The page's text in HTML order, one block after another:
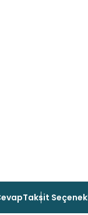
Taksit